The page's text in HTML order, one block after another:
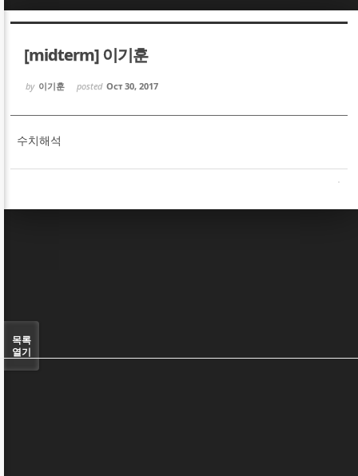
[midterm] 이기훈
by 이기훈 posted Oct 30, 2017
수치해석
목록
열기
Sketchbook5, 스케치북5
Sketchbook5, 스케치북5
Sketchbook5, 스케치북5
Sketchbook5, 스케치북5